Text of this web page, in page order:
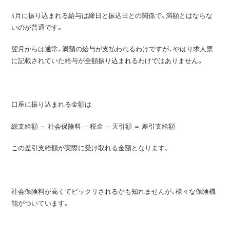
4月に振り込まれる給与は締日と振込日との関係で、満額とはならな
いのが普通です。
翌月からは通常、満額の給与が支払われるわけですが、やはり求人票
に記載されていた給与が全額振り込まれるわけではありません。
口座に振り込まれる金額は
総支給額 － 社会保険料 ― 税金 ― 天引額 ＝ 差引支給額
この差引支給額が実際に受け取れる金額となります。
社会保険料が高くてビックリされるかも知れませんが、様々な保険機
能がついています。